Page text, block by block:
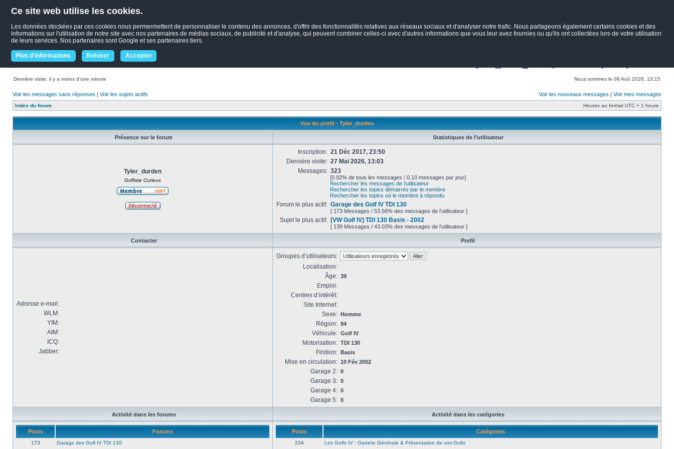
Ce site web utilise les cookies.
Les données stockées par ces cookies nous permermettent de personnaliser le contenu des annonces, d'offrir des fonctionnalités relatives aux réseaux sociaux et d'analyser notre trafic. Nous partageons également certains cookies et des
informations sur l'utilisation de notre site avec nos partenaires de médias sociaux, de publicité et d'analyse, qui peuvent combiner celles-ci avec d'autres informations que vous leur avez fournies ou qu'ils ont collectées lors de votre utilisation
de leurs services. Nos partenaires sont Google et ses partenaires tiers.
Plus d'informations Refuser Accepter
Dernière visite: il y a moins d’une minute Nous sommes le 08 Aoû 2026, 13:15
Voir les messages sans réponses | Voir les sujets actifs Voir les nouveaux messages | Voir mes messages
Index du forum Heures au format UTC + 1 heure
Vue du profil - Tyler_durden
Présence sur le forum Statistiques de l’utilisateur
Tyler_durden
Golfiste Curieux
Inscription: 21 Déc 2017, 23:50
Dernière visite: 27 Mai 2026, 13:03
Messages: 323
[0.02% de tous les messages / 0.10 messages par jour]
Rechercher les messages de l’utilisateur
Rechercher les topics démarrés par le membre
Rechercher les topics où le membre à répondu
Forum le plus actif: Garage des Golf IV TDI 130
[ 173 Messages / 53.56% des messages de l’utilisateur ]
Sujet le plus actif: [VW Golf IV] TDI 130 Basis - 2002
[ 139 Messages / 43.03% des messages de l’utilisateur ]
Contacter Profil
Adresse e-mail:
WLM:
YIM:
AIM:
ICQ:
Jabber:
Groupes d’utilisateurs:
Localisation:
Âge: 39
Emploi:
Centres d’intérêt:
Site Internet:
Sexe: Homme
Région: 94
Véhicule: Golf IV
Motorisation: TDI 130
Finition: Basis
Mise en circulation: 10 Fév 2002
Garage 2: 0
Garage 3: 0
Garage 4: 0
Garage 5: 0
Activité dans les forums Activité dans les catégories
Posts Forums
173
Garage des Golf IV TDI 130
Posts Catégories
234
Les Golfs IV : Gamme Générale & Présentation de vos Golfs